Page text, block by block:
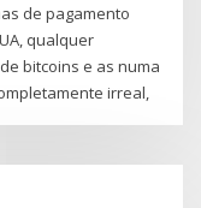
de pagamento
qualquer
bitcoins e as numa
irreal,